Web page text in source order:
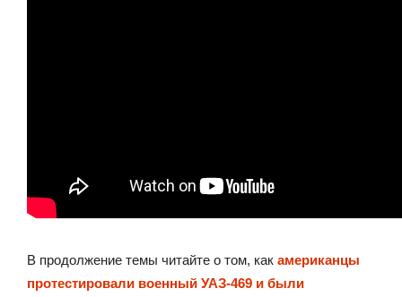
В продолжение темы читайте о том, как американцы
протестировали военный УАЗ-469 и были